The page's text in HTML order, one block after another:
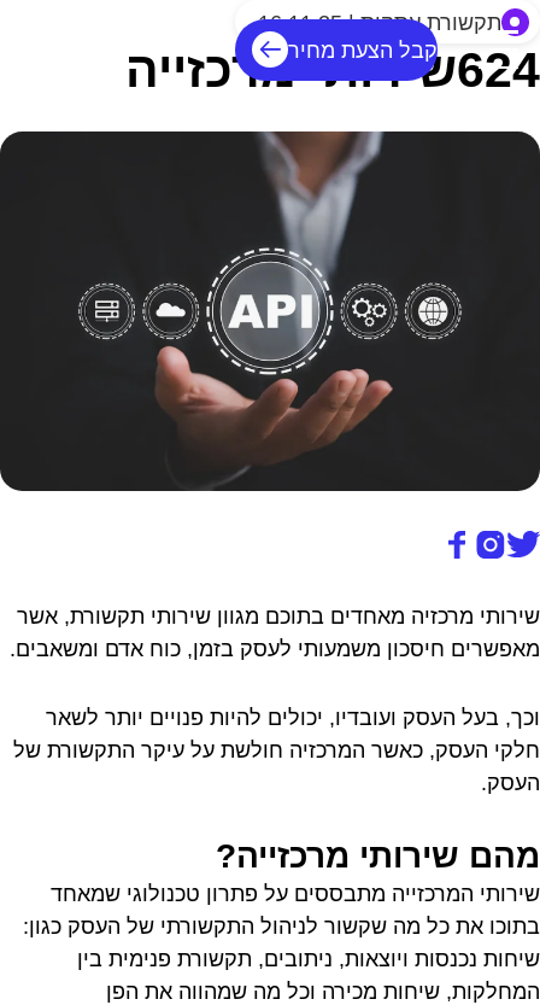
קבל הצעת מחיר
תקשורת עסקית | 16.11.25
624שירותי מרכזייה
שירותי מרכזיה מאחדים בתוכם מגוון שירותי תקשורת, אשר
מאפשרים חיסכון משמעותי לעסק בזמן, כוח אדם ומשאבים.
וכך, בעל העסק ועובדיו, יכולים להיות פנויים יותר לשאר
חלקי העסק, כאשר המרכזיה חולשת על עיקר התקשורת של
העסק.
מהם שירותי מרכזייה?
שירותי המרכזייה מתבססים על פתרון טכנולוגי שמאחד
בתוכו את כל מה שקשור לניהול התקשורתי של העסק כגון:
שיחות נכנסות ויוצאות, ניתובים, תקשורת פנימית בין
המחלקות, שיחות מכירה וכל מה שמהווה את הפן